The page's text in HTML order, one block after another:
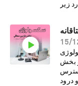
زیر
جنسی
می
نوع
دکتر
15/
بخش
درود